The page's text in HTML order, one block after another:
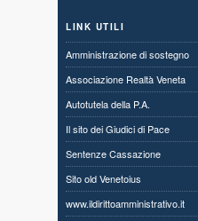
LINK UTILI
Amministrazione di sostegno
Associazione Realtà Veneta
Autotutela della P.A.
Il sito dei Giudici di Pace
Sentenze Cassazione
Sito old Venetoius
www.ildirittoamministrativo.it